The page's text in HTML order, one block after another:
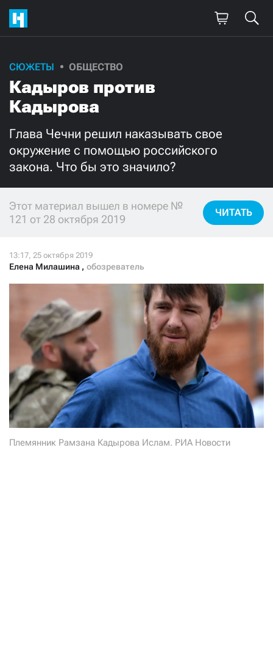
СЮЖЕТЫ ОБЩЕСТВО
Кадыров против
Кадырова
Глава Чечни решил наказывать свое
окружение с помощью российского
закона. Что бы это значило?
Этот материал вышел в номере №
121 от 28 октября 2019
ЧИТАТЬ
Елена Милашина , обозреватель
Племянник Рамзана Кадырова Ислам. РИА Новости
Поддержите
нашу работу!
Ежемесячно
3000 1000
500 300
Нажимая кнопку «Стать соучастником»,
я принимаю условия и подтверждаю свое гражданство РФ
ПОДЕЛИТЬСЯ С ДРУЗЬЯМИ
Если у вас есть вопросы, пишите donate@novayagazeta.ruили
звоните:
+7 (929) 612-03-68